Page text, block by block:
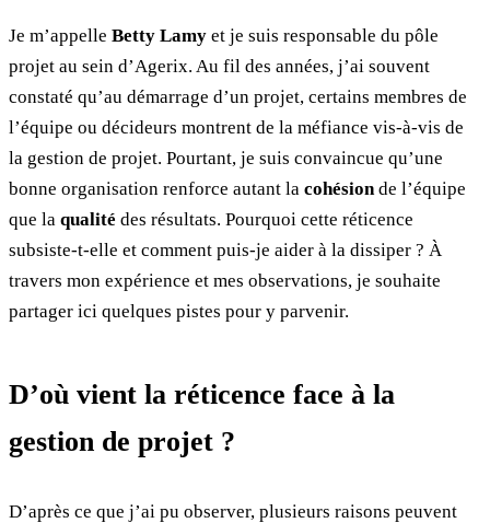
Je m’appelle Betty Lamy et je suis responsable du pôle
projet au sein d’Agerix. Au fil des années, j’ai souvent
constaté qu’au démarrage d’un projet, certains membres de
l’équipe ou décideurs montrent de la méfiance vis-à-vis de
la gestion de projet. Pourtant, je suis convaincue qu’une
bonne organisation renforce autant la cohésion de l’équipe
que la qualité des résultats. Pourquoi cette réticence
subsiste-t-elle et comment puis-je aider à la dissiper ? À
travers mon expérience et mes observations, je souhaite
partager ici quelques pistes pour y parvenir.
D’où vient la réticence face à la
gestion de projet ?
D’après ce que j’ai pu observer, plusieurs raisons peuvent